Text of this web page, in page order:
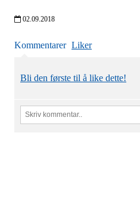
02.09.2018
Kommentarer Liker
Bli den første til å like dette!